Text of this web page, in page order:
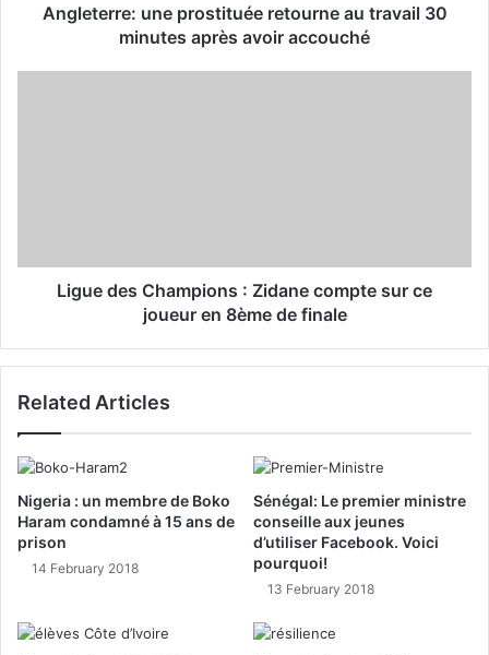
Angleterre: une prostituée retourne au travail 30
minutes après avoir accouché
Ligue des Champions : Zidane compte sur ce
joueur en 8ème de finale
Related Articles
Nigeria : un membre de Boko
Haram condamné à 15 ans de
prison
14 February 2018
Sénégal: Le premier ministre
conseille aux jeunes
d’utiliser Facebook. Voici
pourquoi!
13 February 2018